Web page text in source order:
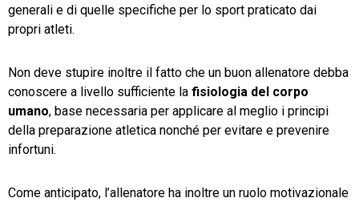
generali e di quelle specifiche per lo sport praticato dai
propri atleti.
Non deve stupire inoltre il fatto che un buon allenatore debba
conoscere a livello sufficiente la fisiologia del corpo
umano, base necessaria per applicare al meglio i principi
della preparazione atletica nonché per evitare e prevenire
infortuni.
Come anticipato, l’allenatore ha inoltre un ruolo motivazionale